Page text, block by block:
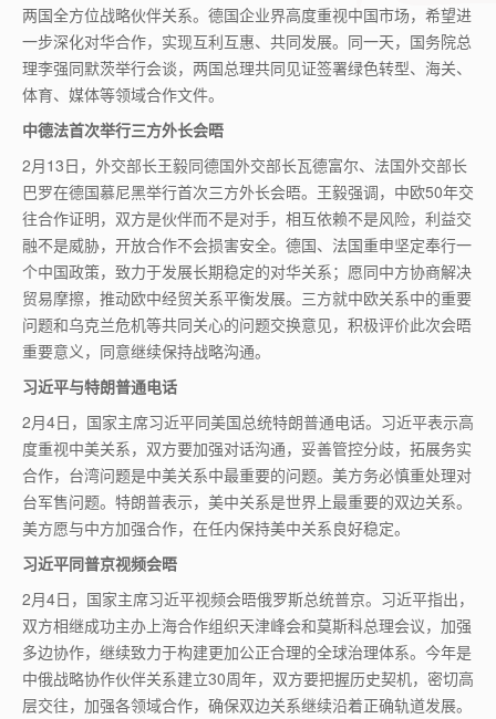
两国全方位战略伙伴关系。德国企业界高度重视中国市场，希望进
一步深化对华合作，实现互利互惠、共同发展。同一天，国务院总
理李强同默茨举行会谈，两国总理共同见证签署绿色转型、海关、
体育、媒体等领域合作文件。
中德法首次举行三方外长会晤
2月13日，外交部长王毅同德国外交部长瓦德富尔、法国外交部长
巴罗在德国慕尼黑举行首次三方外长会晤。王毅强调，中欧50年交
往合作证明，双方是伙伴而不是对手，相互依赖不是风险，利益交
融不是威胁，开放合作不会损害安全。德国、法国重申坚定奉行一
个中国政策，致力于发展长期稳定的对华关系；愿同中方协商解决
贸易摩擦，推动欧中经贸关系平衡发展。三方就中欧关系中的重要
问题和乌克兰危机等共同关心的问题交换意见，积极评价此次会晤
重要意义，同意继续保持战略沟通。
习近平与特朗普通电话
2月4日，国家主席习近平同美国总统特朗普通电话。习近平表示高
度重视中美关系，双方要加强对话沟通，妥善管控分歧，拓展务实
合作，台湾问题是中美关系中最重要的问题。美方务必慎重处理对
台军售问题。特朗普表示，美中关系是世界上最重要的双边关系。
美方愿与中方加强合作，在任内保持美中关系良好稳定。
习近平同普京视频会晤
2月4日，国家主席习近平视频会晤俄罗斯总统普京。习近平指出，
双方相继成功主办上海合作组织天津峰会和莫斯科总理会议，加强
多边协作，继续致力于构建更加公正合理的全球治理体系。今年是
中俄战略协作伙伴关系建立30周年，双方要把握历史契机，密切高
层交往，加强各领域合作，确保双边关系继续沿着正确轨道发展。